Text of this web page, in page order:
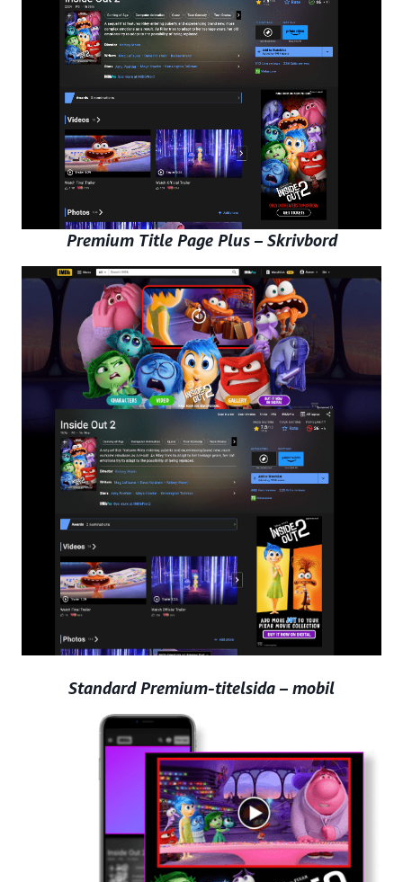
Premium Title Page Plus – Skrivbord
Standard Premium-titelsida – mobil